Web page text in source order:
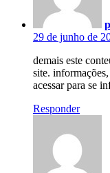
29 de junho de
demais este
site.
acessar para se
Responder